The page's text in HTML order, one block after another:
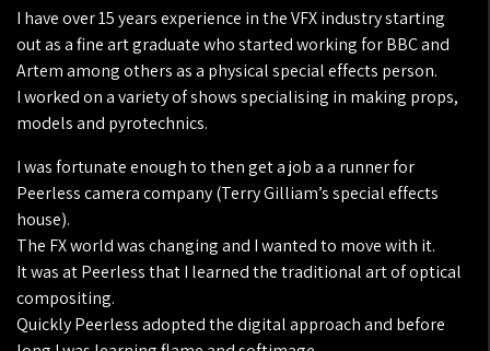
I have over 15 years experience in the VFX industry starting
out as a fine art graduate who started working for BBC and
Artem among others as a physical special effects person.
I worked on a variety of shows specialising in making props,
models and pyrotechnics.
I was fortunate enough to then get a job a a runner for
Peerless camera company (Terry Gilliam’s special effects
house).
The FX world was changing and I wanted to move with it.
It was at Peerless that I learned the traditional art of optical
compositing.
Quickly Peerless adopted the digital approach and before